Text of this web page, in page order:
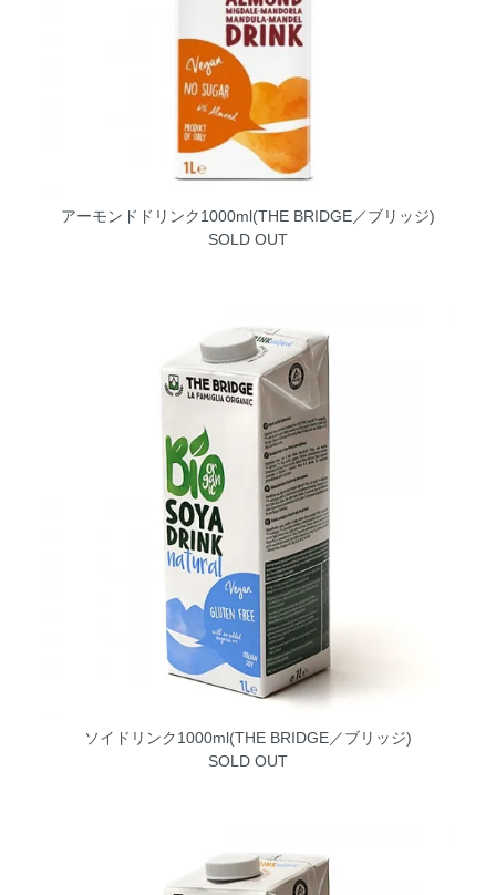
アーモンドドリンク1000ml(THE BRIDGE／ブリッジ)
SOLD OUT
ソイドリンク1000ml(THE BRIDGE／ブリッジ)
SOLD OUT